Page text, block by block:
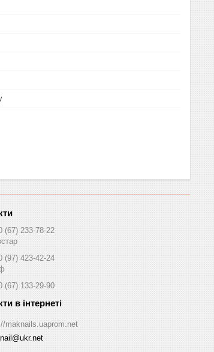
(67) 233-78-22
(97) 423-42-24
(67) 133-29-90
maknails.uaprom.net